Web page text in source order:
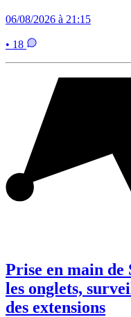
06/08/2026 à 21:15
• 18
Prise en main de
les onglets,
des extensions